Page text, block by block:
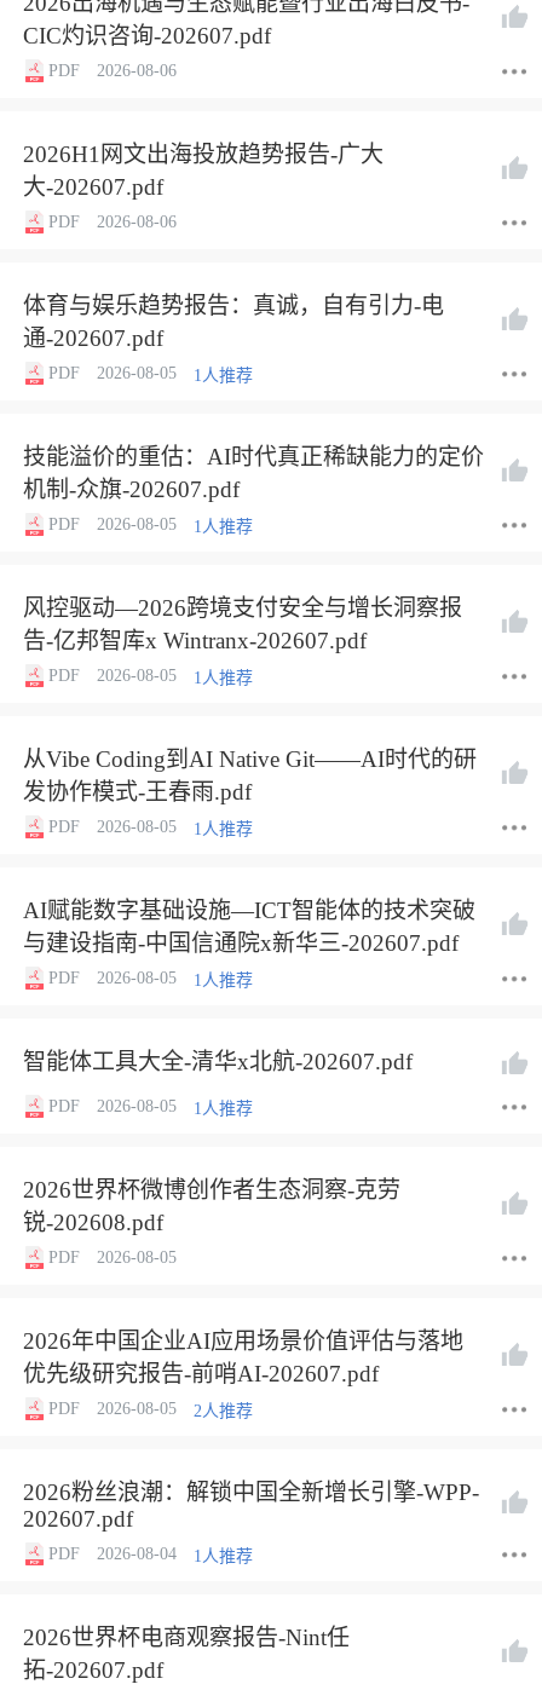
CIC灼识咨询-202607.pdf
PDF 2026-08-06
2026H1网文出海投放趋势报告-广大
大-202607.pdf
PDF 2026-08-06
体育与娱乐趋势报告：真诚，自有引力-电
通-202607.pdf
PDF 2026-08-05 1人推荐
技能溢价的重估：AI时代真正稀缺能力的定价
机制-众旗-202607.pdf
PDF 2026-08-05 1人推荐
风控驱动—2026跨境支付安全与增长洞察报
告-亿邦智库x Wintranx-202607.pdf
PDF 2026-08-05 1人推荐
从Vibe Coding到AI Native Git——AI时代的研
发协作模式-王春雨.pdf
PDF 2026-08-05 1人推荐
AI赋能数字基础设施—ICT智能体的技术突破
与建设指南-中国信通院x新华三-202607.pdf
PDF 2026-08-05 1人推荐
智能体工具大全-清华x北航-202607.pdf
PDF 2026-08-05 1人推荐
2026世界杯微博创作者生态洞察-克劳
锐-202608.pdf
PDF 2026-08-05
2026年中国企业AI应用场景价值评估与落地
优先级研究报告-前哨AI-202607.pdf
PDF 2026-08-05 2人推荐
2026粉丝浪潮：解锁中国全新增长引擎-WPP-
202607.pdf
PDF 2026-08-04 1人推荐
2026世界杯电商观察报告-Nint任
拓-202607.pdf